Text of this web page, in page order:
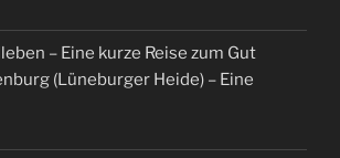
– Eine kurze Reise zum Gut
(Lüneburger Heide) – Eine